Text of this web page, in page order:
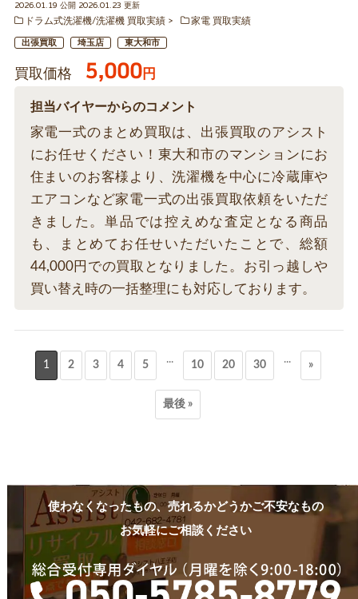
2026.01.19 公開 2026.01.23 更新
ドラム式洗濯機/洗濯機 買取実績
家電 買取実績
出張買取 埼玉店 東大和市
買取価格 5,000円
担当バイヤーからのコメント
家電一式のまとめ買取は、出張買取のアシスト
にお任せください！東大和市のマンションにお
住まいのお客様より、洗濯機を中心に冷蔵庫や
エアコンなど家電一式の出張買取依頼をいただ
きました。単品では控えめな査定となる商品
も、まとめてお任せいただいたことで、総額
44,000円での買取となりました。お引っ越しや
買い替え時の一括整理にも対応しております。
1 2 3 4 5 ... 10 20 30 ... »
最後 »
使わなくなったもの、売れるかどうかご不安なもの
お気軽にご相談ください